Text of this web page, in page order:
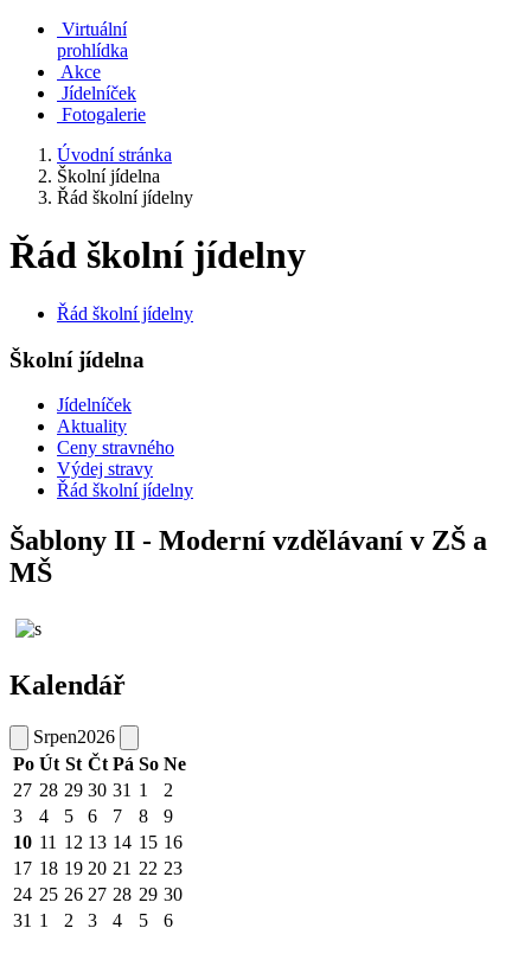
Virtuální
prohlídka
Akce
Jídelníček
Fotogalerie
Úvodní stránka
Školní jídelna
Řád školní jídelny
Řád školní jídelny
Řád školní jídelny
Školní jídelna
Jídelníček
Aktuality
Ceny stravného
Výdej stravy
Řád školní jídelny
Šablony II - Moderní vzdělávaní v ZŠ a
MŠ
Kalendář
Srpen2026
Po Út St Čt Pá So Ne
27 28 29 30 31 1
2
3
4 5 6 7 8
9
10 11 12 13 14 15 16
17 18 19 20 21 22 23
24 25 26 27 28 29 30
31 1 2 3 4 5 6